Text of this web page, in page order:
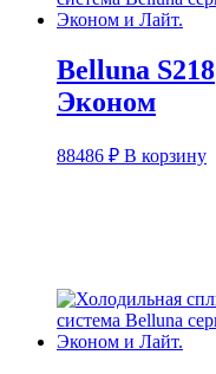
Belluna S218
Эконом
88486 ₽ В корзину